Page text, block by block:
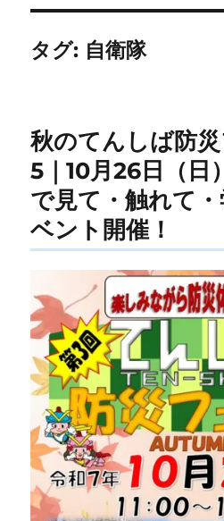
タグ: 自衛隊
秋のてんしば防
5｜10月26日（日
で見て・触れて
ベント開催！